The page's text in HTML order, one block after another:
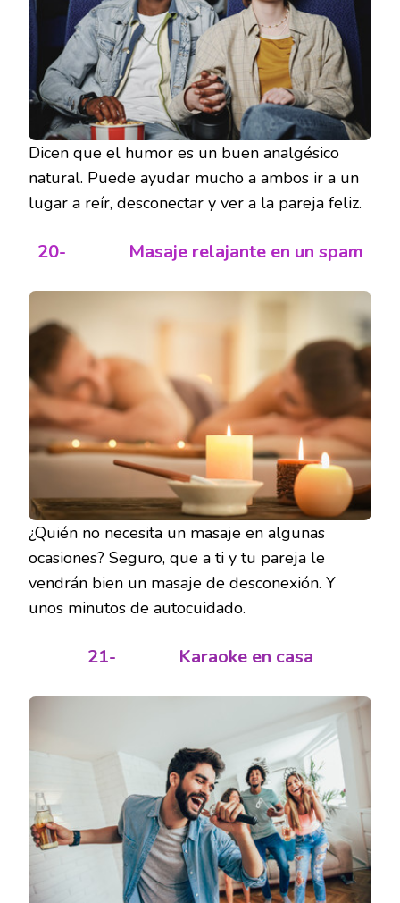
Dicen que el humor es un buen analgésico
natural. Puede ayudar mucho a ambos ir a un
lugar a reír, desconectar y ver a la pareja feliz.
20- Masaje relajante en un spam
¿Quién no necesita un masaje en algunas
ocasiones? Seguro, que a ti y tu pareja le
vendrán bien un masaje de desconexión. Y
unos minutos de autocuidado.
21- Karaoke en casa